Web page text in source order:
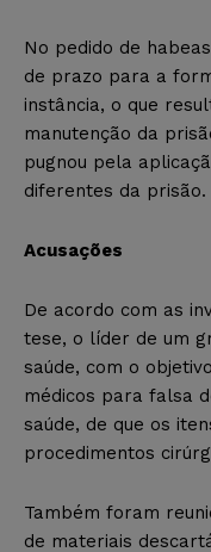
No pedido de
de prazo para a
instância, o que
manutenção da
pugnou pela
diferentes da prisão.
Acusações
De acordo com as
tese, o líder de um
saúde, com o
médicos para falsa
saúde, de que os
procedimentos
Também foram
de materiais